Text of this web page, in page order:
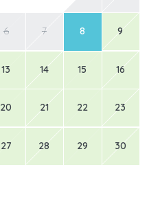
6 7 8 9
13 14 15 16
20 21 22 23
27 28 29 30